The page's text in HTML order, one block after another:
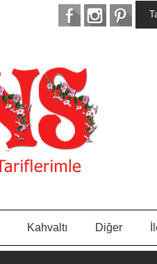
Kahvaltı Diğer